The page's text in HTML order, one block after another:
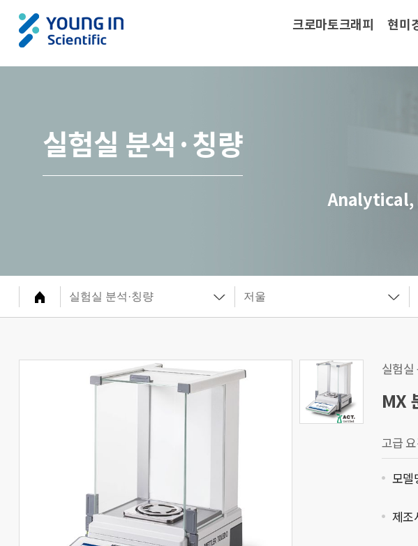
크로마토크래피 현미
실험실 분석·칭량
Analytical,
실험
MX
고급
모델
제조